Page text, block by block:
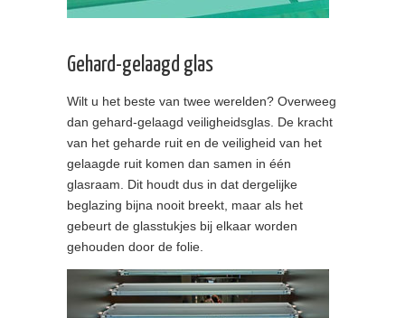
Gehard-gelaagd glas
Wilt u het beste van twee werelden? Overweeg
dan gehard-gelaagd veiligheidsglas. De kracht
van het geharde ruit en de veiligheid van het
gelaagde ruit komen dan samen in één
glasraam. Dit houdt dus in dat dergelijke
beglazing bijna nooit breekt, maar als het
gebeurt de glasstukjes bij elkaar worden
gehouden door de folie.